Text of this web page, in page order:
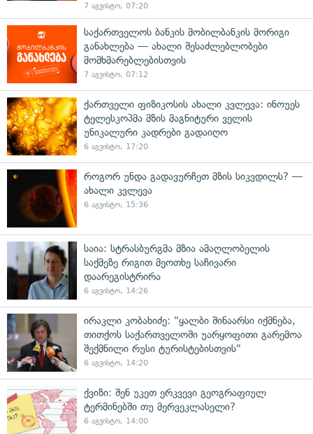
7 აგვისტო, 07:20
საქართველოს ბანკის მობილბანკის მორიგი
განახლება — ახალი შესაძლებლობები
მომხმარებლებისთვის
7 აგვისტო, 07:12
ქართველი ფიზიკოსის ახალი კვლევა: ინოუეს
ტელესკოპმა მზის მაგნიტური ველის
უნიკალური კადრები გადაიღო
6 აგვისტო, 17:20
როგორ უნდა გადავურჩეთ მზის სიკვდილს? —
ახალი კვლევა
6 აგვისტო, 15:36
საია: სტრასბურგმა მზია ამაღლობელის
საქმეზე რიგით მეოთხე საჩივარი
დაარეგისტრირა
6 აგვისტო, 14:26
ირაკლი კობახიძე: "ყალბი შინაარსი იქმნება,
თითქოს საქართველოში უარყოფითი გარემოა
შექმნილი რუსი ტურისტებისთვის"
6 აგვისტო, 14:20
ქვიზი: შენ უკეთ ერკვევი გეოგრაფიულ
ტერმინებში თუ მერვეკლასელი?
6 აგვისტო, 14:00